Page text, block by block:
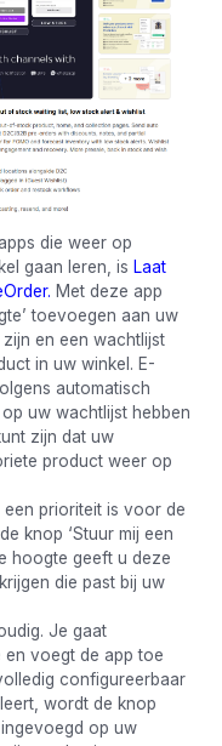
die weer op
gaan leren, is Laat
Met deze app
toevoegen aan uw
en een wachtlijst
in uw winkel. E-
automatisch
uw wachtlijst hebben
zijn dat uw
product weer op
een prioriteit is voor de
knop ‘Stuur mij een
hoogte geeft u deze
die past bij uw
Je gaat
voegt de app toe
configureerbaar
wordt de knop
ingevoegd op uw